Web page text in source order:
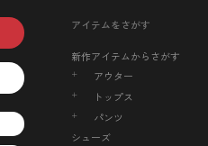
アイテムをさがす
新作アイテムからさがす
アウター
トップス
パンツ
シューズ